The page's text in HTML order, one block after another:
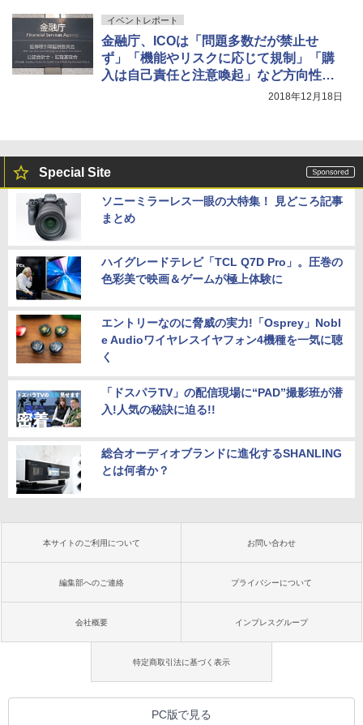
イベントレポート
金融庁、ICOは「問題多数だが禁止せ
ず」「機能やリスクに応じて規制」「購
入は自己責任と注意喚起」など方向性を
2018年12月18日
Special Site
ソニーミラーレス一眼の大特集！ 見どころ記事
まとめ
ハイグレードテレビ「TCL Q7D Pro」。圧巻の
色彩美で映画＆ゲームが極上体験に
エントリーなのに脅威の実力!「Osprey」Nobl
e Audioワイヤレスイヤフォン4機種を一気に聴
く
「ドスパラTV」の配信現場に“PAD”撮影班が潜
入!人気の秘訣に迫る!!
総合オーディオブランドに進化するSHANLING
とは何者か？
本サイトのご利用について お問い合わせ
編集部へのご連絡 プライバシーについて
会社概要 インプレスグループ
特定商取引法に基づく表示
PC版で見る